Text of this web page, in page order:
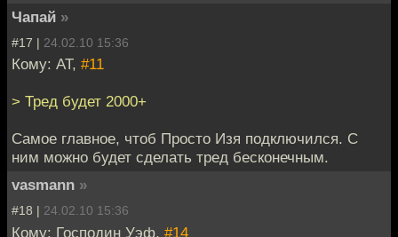
Чапай »
#17 | 24.02.10 15:36
Кому: AT, #11
> Тред будет 2000+
Самое главное, чтоб Просто Изя подключился. С
ним можно будет сделать тред бесконечным.
vasmann »
#18 | 24.02.10 15:36
Кому: Господин Уэф, #14